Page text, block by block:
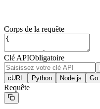
Corps de la requête
Clé APIObligatoire
cURL
Python Node.js Go
Requête